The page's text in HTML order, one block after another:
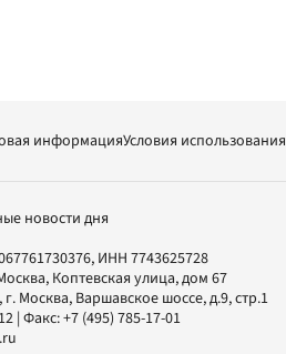
информацияУсловия использования
новости дня
ИНН 7743625728
Коптевская улица, дом 67
, г. Москва, Варшавское шоссе, д.9, стр.1
| Факс:+7 (495) 785-17-01